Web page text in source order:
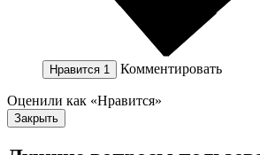
Нравится 1 Комментировать
Оценили как «Нравится»
Закрыть